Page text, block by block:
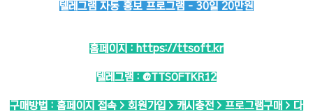
텔레그램 자동 홍보 프로그램 - 30일 20만원
홈페이지 : https://ttsoft.kr
텔레그램 : @TTSOFTKR12
구매방법 : 홈페이지 접속 > 회원가입 > 캐시충전 > 프로그램구매 > 다